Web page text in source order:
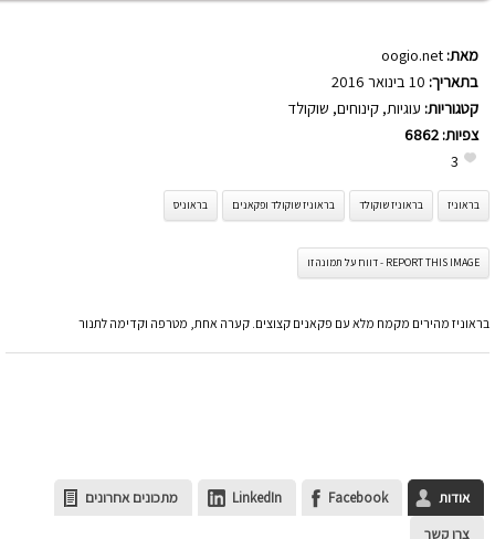
מאת: oogio.net
בתאריך:
קטגוריות: עוגיות, קינוחים, שוקולד
צפיות: 6862
3
בראוניז בראוניז שוקולד בראוניז שוקולד ופקאנים בראוניס
REPORT THIS IMAGE - דווח על תמונה זו
בראוניז מהירים מקמח מלא עם פקאנים קצוצים. קערה אחת, מטרפה וקדימה לתנור
אודות Facebook
LinkedIn
מתכונים אחרונים
צרו קשר